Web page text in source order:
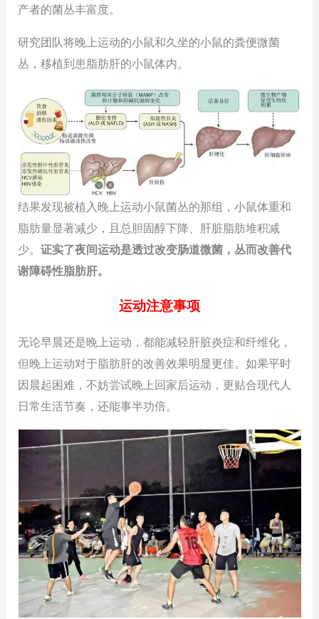
产者的菌丛丰富度。
研究团队将晚上运动的小鼠和久坐的小鼠的粪便微菌
丛，移植到患脂肪肝的小鼠体内。
结果发现被植入晚上运动小鼠菌丛的那组，小鼠体重和
脂肪量显著减少，且总胆固醇下降、肝脏脂肪堆积减
少。证实了夜间运动是透过改变肠道微菌，丛而改善代
谢障碍性脂肪肝。
运动注意事项
无论早晨还是晚上运动，都能减轻肝脏炎症和纤维化，
但晚上运动对于脂肪肝的改善效果明显更佳。如果平时
因晨起困难，不妨尝试晚上回家后运动，更贴合现代人
日常生活节奏，还能事半功倍。